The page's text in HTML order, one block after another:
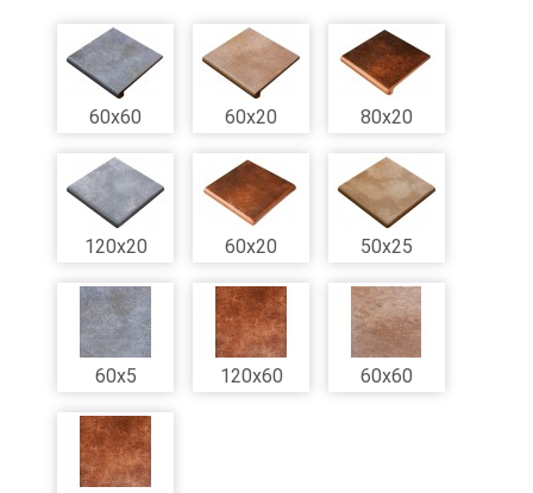
60x60 60x20 80x20
120x20 60x20 50x25
60x5 120x60 60x60